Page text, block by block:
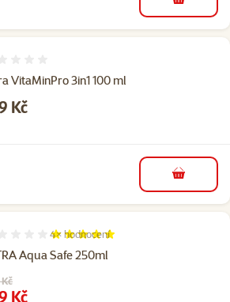
do košíku
VitaMinPro 3in1 100 ml
Kč
do košíku
Aqua Safe 250ml
100%, počet hodnocení: 4
4× hodnocení
cena
Kč